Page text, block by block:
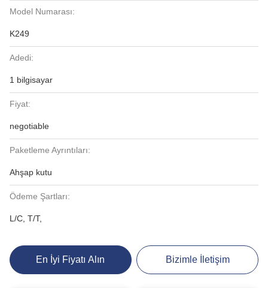
Model Numarası:
K249
Adedi:
1 bilgisayar
Fiyat:
negotiable
Paketleme Ayrıntıları:
Ahşap kutu
Ödeme Şartları:
L/C, T/T,
En İyi Fiyatı Alın Bizimle İletişim